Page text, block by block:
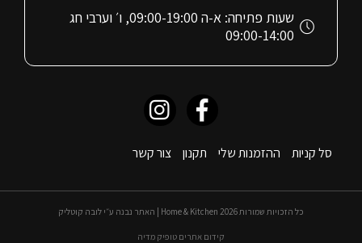
סל קניות ההזמנות שלי תקנון צור קשר
שעות פתיחה: א-ה 09:00-19:00, ו׳ וערבי חג
09:00-14:00
כל הזכויות שמורות 2026 Home & Kitchen | האתר נבנה ע״י לובה קוטליק
קידום אתרים טופיק מדיה